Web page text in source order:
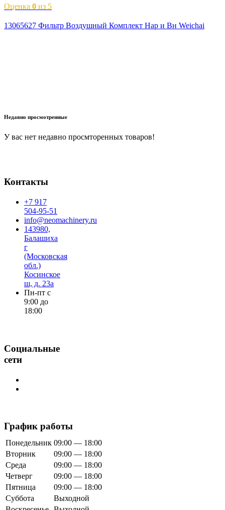
Оценка 0 из 5
13065627 Фильтр Воздушный Комплект Нар и Вн Weichai
Недавно просмотренные
У вас нет недавно просмторенных товаров!
Контакты
+7 917
504-95-51
info@neomachinery.ru
143980,
Балашиха
г
(Московская
обл.)
Косинское
ш, д. 23а
Пн-пт с
9:00 до
18:00
Социальные
сети
График работы
Понедельник 09:00 — 18:00
Вторник
09:00 — 18:00
Среда
09:00 — 18:00
Четверг
09:00 — 18:00
Пятница
09:00 — 18:00
Суббота
Выходной